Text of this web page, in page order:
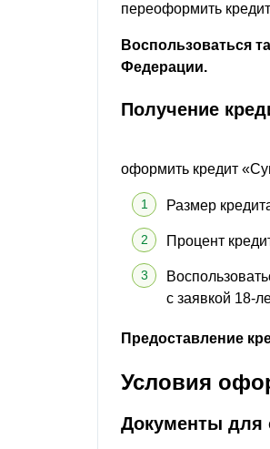
переоформить
Воспользоваться
Федерации.
Получение
оформить кредит
Размер
Процент
с заявкой 18-
Предоставление
Условия
Документы